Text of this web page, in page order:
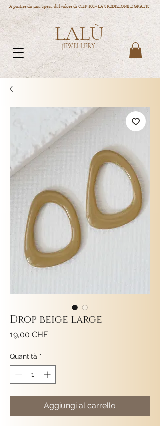
A partire da una spesa dal valore di CHF 100.- LA SPEDIZIONE È GRATIS
LALÙ
JEWELLERY
Drop beige large
19,00 CHFPrezzo
Quantità *
Aggiungi al carrello